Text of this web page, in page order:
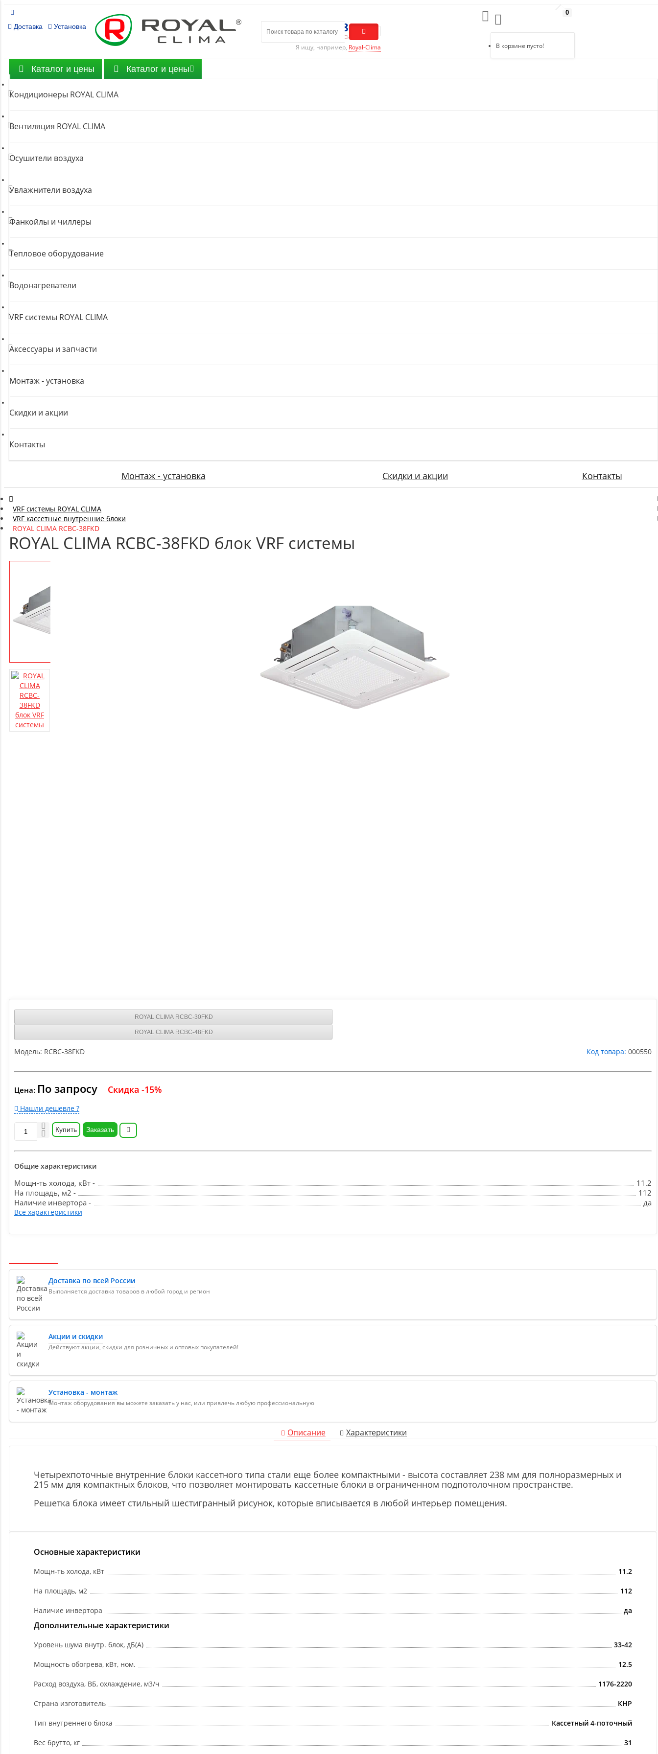
Доставка Установка 8 (800) 301-01-86
Бесплатный звонок по России
Я ищу, например, Royal-Clima
0
В корзине пусто!
Каталог и цены Каталог и цены
Кондиционеры ROYAL CLIMA
Вентиляция ROYAL CLIMA
Осушители воздуха
Увлажнители воздуха
Фанкойлы и чиллеры
Тепловое оборудование
Водонагреватели
VRF системы ROYAL CLIMA
Аксессуары и запчасти
Монтаж - установка
Скидки и акции
Контакты
Монтаж - установка Скидки и акции Контакты
VRF системы ROYAL CLIMA
VRF кассетные внутренние блоки
ROYAL CLIMA RCBC-38FKD
ROYAL CLIMA RCBC-38FKD блок VRF системы
ROYAL CLIMA RCBC-30FKD
ROYAL CLIMA RCBC-48FKD
Модель: RCBC-38FKD Код товара: 000550
Цена: По запросу Скидка -15%
Нашли дешевле ?
Купить Заказать
Общие характеристики
Мощн-ть холода, кВт -
11.2
На площадь, м2 -
112
Наличие инвертора -
да
Все характеристики
Доставка по всей России
Выполняется доставка товаров в любой город и регион
Акции и скидки
Действуют акции, скидки для розничных и оптовых покупателей!
Установка - монтаж
Монтаж оборудования вы можете заказать у нас, или привлечь любую профессиональную
Описание Характеристики
Четырехпоточные внутренние блоки кассетного типа стали еще более компактными - высота составляет 238 мм для полноразмерных и
215 мм для компактных блоков, что позволяет монтировать кассетные блоки в ограниченном подпотолочном пространстве.
Решетка блока имеет стильный шестигранный рисунок, которые вписывается в любой интерьер помещения.
Основные характеристики
Мощн-ть холода, кВт 11.2
На площадь, м2 112
Наличие инвертора да
Дополнительные характеристики
Уровень шума внутр. блок, дБ(А) 33-42
Мощность обогрева, кВт, ном. 12.5
Расход воздуха, ВБ, охлаждение, м3/ч 1176-2220
Страна изготовитель КНР
Тип внутреннего блока Кассетный 4-поточный
Вес брутто, кг 31